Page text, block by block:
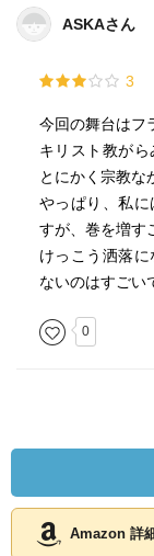
ASKAさん
3
今回の舞台はフ
キリスト教がら
とにかく宗教な
やっぱり、私
すが、巻を増す
けっこう洒落
ないのはすごい
0
Amazon 詳